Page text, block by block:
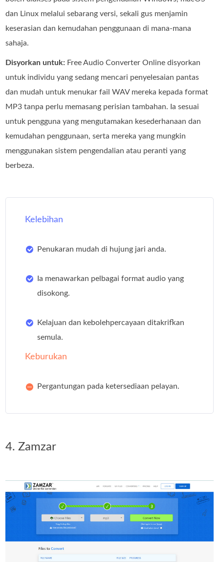
dan Linux melalui sebarang versi, sekali gus menjamin
keserasian dan kemudahan penggunaan di mana‑mana
sahaja.
Disyorkan untuk: Free Audio Converter Online disyorkan
untuk individu yang sedang mencari penyelesaian pantas
dan mudah untuk menukar fail WAV mereka kepada format
MP3 tanpa perlu memasang perisian tambahan. Ia sesuai
untuk pengguna yang mengutamakan kesederhanaan dan
kemudahan penggunaan, serta mereka yang mungkin
menggunakan sistem pengendalian atau peranti yang
berbeza.
Kelebihan
Penukaran mudah di hujung jari anda.
Ia menawarkan pelbagai format audio yang
disokong.
Kelajuan dan kebolehpercayaan ditakrifkan
semula.
Keburukan
Pergantungan pada ketersediaan pelayan.
4. Zamzar